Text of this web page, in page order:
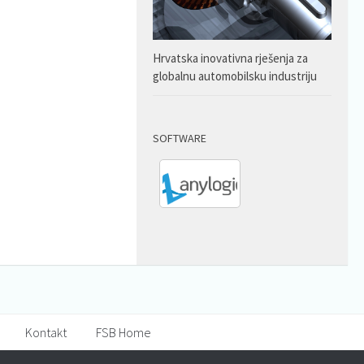
Hrvatska inovativna rješenja za
globalnu automobilsku industriju
SOFTWARE
Kontakt FSB Home